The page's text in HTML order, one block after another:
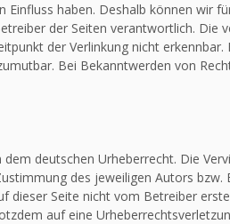
haben. Deshalb können wir
der Seiten verantwortlich. Die
der Verlinkung nicht
Bei Bekanntwerden von
deutschen Urheberrecht. Die
des jeweiligen Autors bzw.
Seite nicht vom Betreiber
auf eine